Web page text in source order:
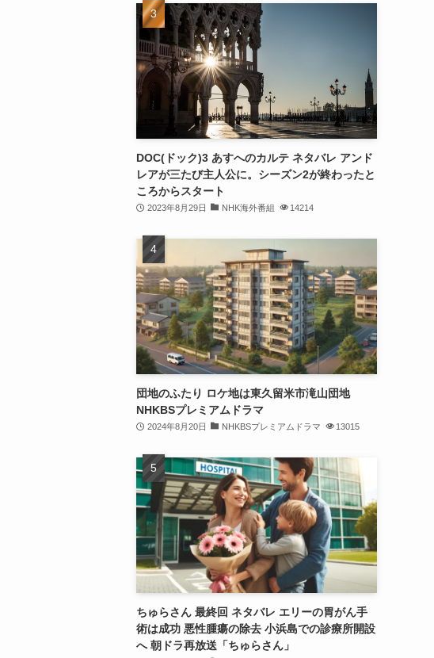
DOC(ドック)3 あすへのカルテ ネタバレ アンド
レアが三たび主人公に。シーズン2が終わったと
ころからスタート
2023年8月29日 NHK海外番組 14214
団地のふたり ロケ地は東久留米市滝山団地
NHKBSプレミアムドラマ
2024年8月20日 NHKBSプレミアムドラマ 13015
ちゅらさん 最終回 ネタバレ エリーの胃がん手
術は成功 悪性腫瘍の除去 小浜島での診療所開設
へ 朝ドラ再放送「ちゅらさん」